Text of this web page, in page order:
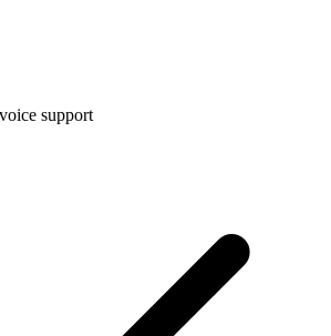
support